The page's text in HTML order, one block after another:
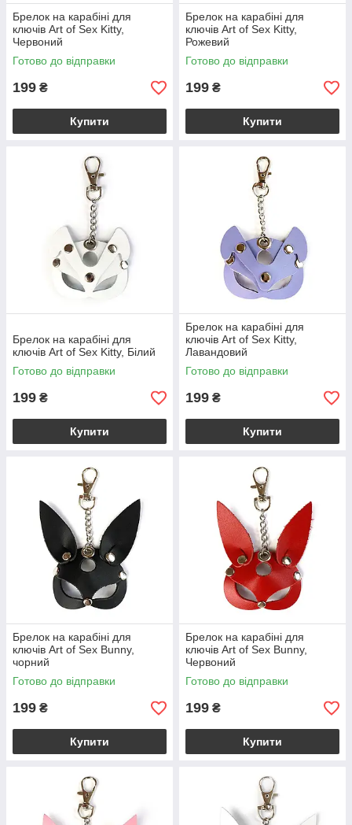
Брелок на карабіні для
ключів Art of Sex Kitty,
Червоний
Готово до відправки
199 ₴
Купити
Брелок на карабіні для
ключів Art of Sex Kitty,
Рожевий
Готово до відправки
199 ₴
Купити
Брелок на карабіні для
ключів Art of Sex Kitty, Білий
Готово до відправки
199 ₴
Купити
Брелок на карабіні для
ключів Art of Sex Kitty,
Лавандовий
Готово до відправки
199 ₴
Купити
Брелок на карабіні для
ключів Art of Sex Bunny,
чорний
Готово до відправки
199 ₴
Купити
Брелок на карабіні для
ключів Art of Sex Bunny,
Червоний
Готово до відправки
199 ₴
Купити